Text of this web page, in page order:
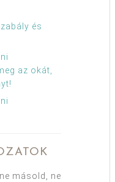
és
az okát,
másold, ne